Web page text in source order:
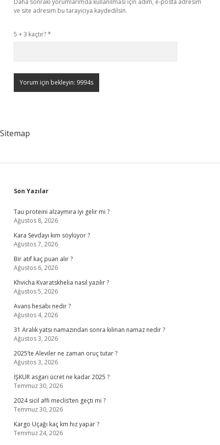
Daha sonraki yorumlarımda kullanılması için adım, e-posta adresim
ve site adresim bu tarayıcıya kaydedilsin.
5 + 3 kaçtır?*
Sitemap
Sidebar
Son Yazılar
Tau proteini alzaymıra iyi gelir mi ?
Ağustos 8, 2026
Kara Sevdayı kim söylüyor ?
Ağustos 7, 2026
Bir atıf kaç puan alır ?
Ağustos 6, 2026
Khvicha Kvaratskhelia nasıl yazılır ?
Ağustos 5, 2026
Avans hesabı nedir ?
Ağustos 4, 2026
31 Aralık yatsı namazından sonra kılınan namaz nedir ?
Ağustos 3, 2026
2025’te Aleviler ne zaman oruç tutar ?
Ağustos 3, 2026
İŞKUR asgari ücret ne kadar 2025 ?
Temmuz 30, 2026
2024 sicil affı meclis’ten geçti mi ?
Temmuz 30, 2026
Kargo Uçağı kaç km hız yapar ?
Temmuz 24, 2026